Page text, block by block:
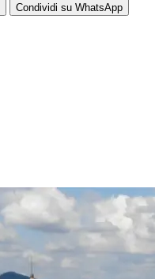
Condividi su WhatsApp